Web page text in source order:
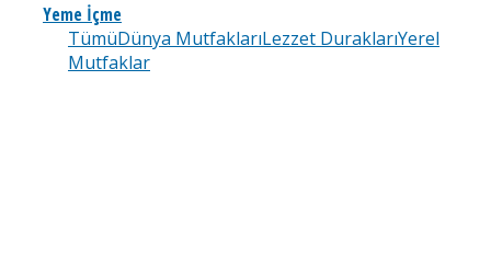
Yeme İçme
TümüDünya MutfaklarıLezzet DuraklarıYerel
Mutfaklar